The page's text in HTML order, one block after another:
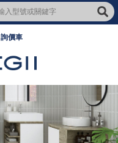
詢價車